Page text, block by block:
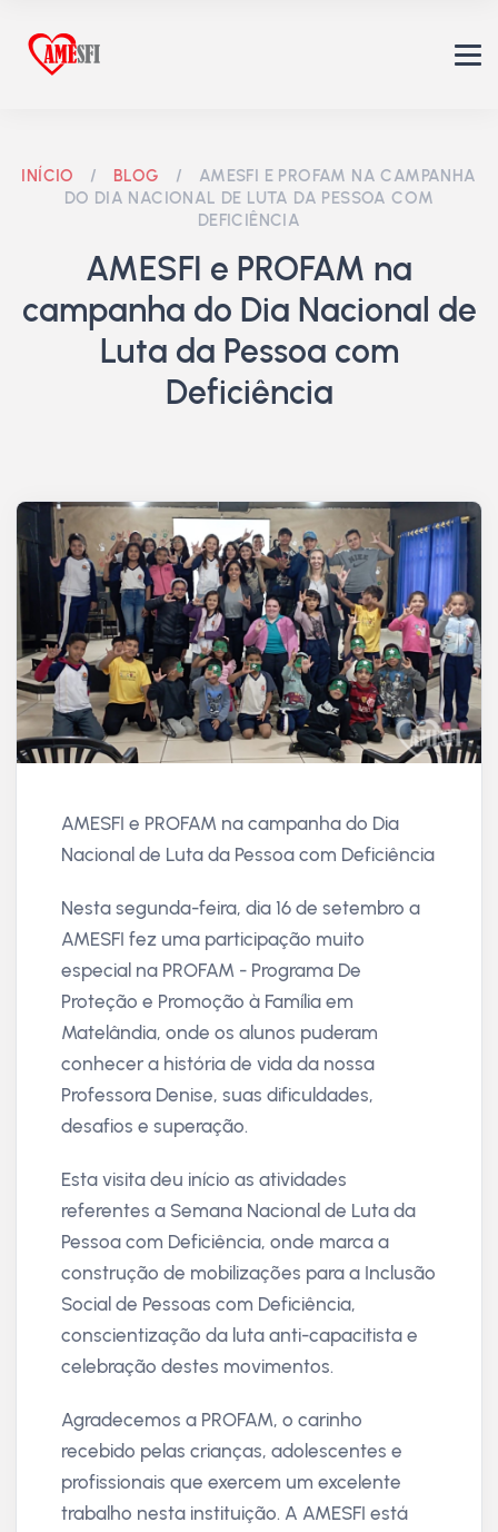
INÍCIO / BLOG /
AMESFI E PROFAM NA CAMPANHA
DO DIA NACIONAL DE LUTA DA PESSOA COM
DEFICIÊNCIA
AMESFI e PROFAM na
campanha do Dia Nacional de
Luta da Pessoa com
Deficiência
AMESFI e PROFAM na campanha do Dia
Nacional de Luta da Pessoa com Deficiência
Nesta segunda-feira, dia 16 de setembro a
AMESFI fez uma participação muito
especial na PROFAM - Programa De
Proteção e Promoção à Família em
Matelândia, onde os alunos puderam
conhecer a história de vida da nossa
Professora Denise, suas dificuldades,
desafios e superação.
Esta visita deu início as atividades
referentes a Semana Nacional de Luta da
Pessoa com Deficiência, onde marca a
construção de mobilizações para a Inclusão
Social de Pessoas com Deficiência,
conscientização da luta anti-capacitista e
celebração destes movimentos.
Agradecemos a PROFAM, o carinho
recebido pelas crianças, adolescentes e
profissionais que exercem um excelente
trabalho nesta instituição. A AMESFI está